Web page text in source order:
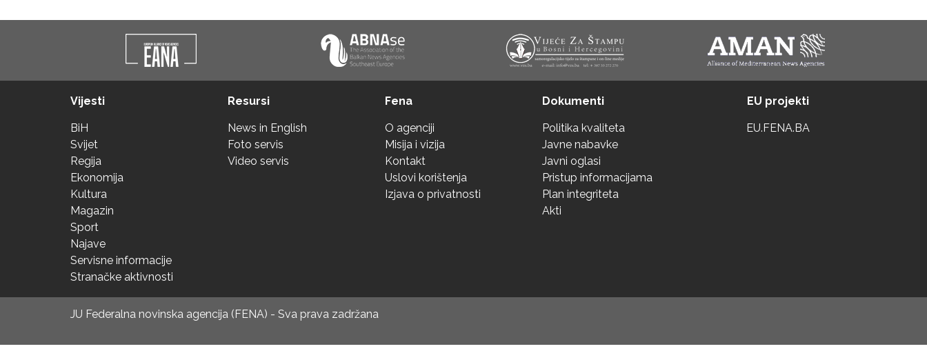
Vijesti
BiH
Svijet
Regija
Ekonomija
Kultura
Magazin
Sport
Najave
Servisne informacije
Stranačke aktivnosti
Resursi
News in English
Foto servis
Video servis
Fena
O agenciji
Misija i vizija
Kontakt
Uslovi korištenja
Izjava o privatnosti
Dokumenti
Politika kvaliteta
Javne nabavke
Javni oglasi
Pristup informacijama
Plan integriteta
Akti
EU projekti
EU.FENA.BA
JU Federalna novinska agencija (FENA) - Sva prava zadržana